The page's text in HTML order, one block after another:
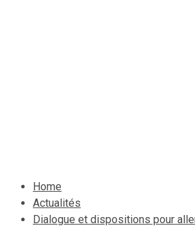
Home
Actualités
Dialogue et dispositions pour